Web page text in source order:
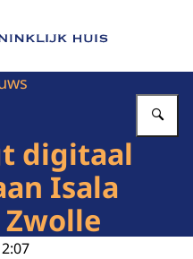
van Het Koninklijk Huis
digitaal
Isala